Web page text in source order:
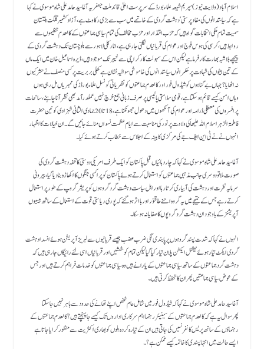
اسلام آباد( ولایت نیوز) سپریم شیعہ علماء بورڈ کے سرپرست اعلیٰ قائد ملت جعفریہ آغا سید حامد علی شاہ موسوی نے کہا
ہے کہ سیاستدانوں کی مفاد پرستی ‘دہشت گردی کے خاتمے میں سب سے بڑی رکاوٹ ہے،آزاد کشمیر گلگت بلتستان
سمیت تمام ملکی انتخابات گواہ ہیں کہ حزب اقتدار اور حزب مخالف کی تمام سیاسی جماعتوں کے کالعدم تنظیموں سے
روابط ہیں، کرسی کی ہوس فوج اور عوام کی قربانیاں نگلتی جارہی ہے،انارکلی لاہور سے بلوچستان تک دہشت گردی کے
پیچھے بلاشبہ بھارت کارفرما ہے لیکن اس کے سہولت کارکراچی سے خیبر تک موجود ہیں، ڈیرہ اسماعیل خان میں ایک ماں
کے تین بیٹوں کی شہادت پر حکمرانوں سیاستدانوں کی خاموشی سوالیہ نشان ہے کھلی بربریت پرکسی منصف نے حشر کیوں
نہ اٹھایا؟جہاں بے گناہوں کو شیڈول فور اور کالعدم جماعتوں کو نظریاتی کونسل علماء بورڈز کی ممبریاں مل رہی ہوں
وہاں امن کیسے قائم ہو سکتا ہے،قومی سلامتی پالیسی پرصرف زبانی جمع خرچ نہیں عملدرآمد بھی نظر آنا چاہئے، سانحات
پر افسروں کی معطلی ڈرامہ اور عوام کی آنکھوں میں دھول جھونکنا ہے، 18تا20جمادی الثانی شہزادی کونین حضرت
فاطمۃ الزہرا سلام اللہ علیھا کی ولادت پرنور کی مناسبت سے ایام عظمت نسواں منائے جائیں گے۔ان خیالات کا اظہار
انہوں نے نے ٹی این ایف جے کی مرکزی کابینہ کے اجلاس سے خطاب کرتے ہوئے کیا۔
آغا سید حامد علی شاہ موسوی نے کہا کہ چار دہائیاں قبل پاکستان کوایک طرف امریکی دوستی کا تحفہ دہشت گردی کی
صورت ملا تو دوسری جانب مذہبی جماعتوں کو استعمال کرتے ہوئے پاکستان کو پراکسی جنگوں کا اکھاڑہ بنا دیا گیا، بیرونی
سرمایہ نفرت اور دہشت کی آبیاری کرتا رہا اور اہل سیاست دہشت گرد گروہوں کو پریشر گروپ کے طور پر استعمال
کرتے رہے جس کے نتیجے میں یہ گروہ اتنے طاقتور اور با اثرہوگئے کہ پوری ریاستی قوت کے استعمال کے ساتھ بیسیوں
آپریشنز کے باوجود ان دہشت گرد گروپوں کا صفایا نہ ہو سکا۔
انہوں نے کہا کہ شدت پسند گروہوں پر پابندی لگی ضرب عضب جیسے قربانیوں سے لبریز آپریشن ہوئے انسدا دہشت
گردی ایکٹ تیار ہوئے نیشنل ایکشن پلان تیار کیا گیا لیکن تمام کوششیں اور قربانیاں اسی لئے رائیگاں جارہی ہیں کہ
دہشت گرد جماعتوں کے ساتھ سیاسی جماعتوں کے یارانے ہیں وہ سیاسی جماعتوں کو خدمات فراہم کرتے ہیں اورجس
کے عوض سیاسی جماعتیں پھر ان کا تحفظ کرتی ہیں۔
آغا سید حامد علی شاہ موسوی نے کہا کہ شیڈول فور میں شامل عام شخص اپنے تھانے کی حدود سے باہر نہیں جا سکتا
پھرسوال یہ ہے کہ کالعدم جماعتوں کے سینیئر رہنما اہم سرکاری اداروں تک کیسے جاپہنچتے ہیں؟کالعدم جماعتوں کے
رہنماؤں کے ساتھ پریس کانفرنسیں کی جاتی ہیں ان کے تیارہ کردہ بلوں کو بھاری اکثریت سے منظور کرایا جاتا ہے
ایسے حالت میں انتہا پسندی کا خاتمہ کیسے ممکن ہے؟۔